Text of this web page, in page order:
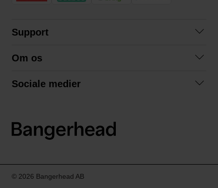
Support
Betingelser
Om os
Sociale medier
LinkedIn
© 2026 Bangerhead AB